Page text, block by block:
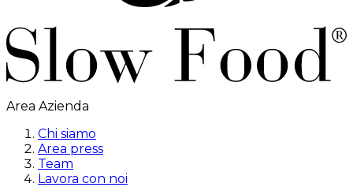
Area Azienda
Chi siamo
Area press
Team
Lavora con noi